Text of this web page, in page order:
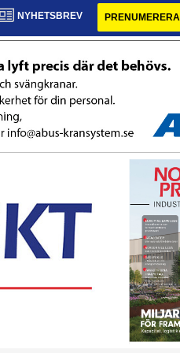
NYHETSBREV PRENUMERERA